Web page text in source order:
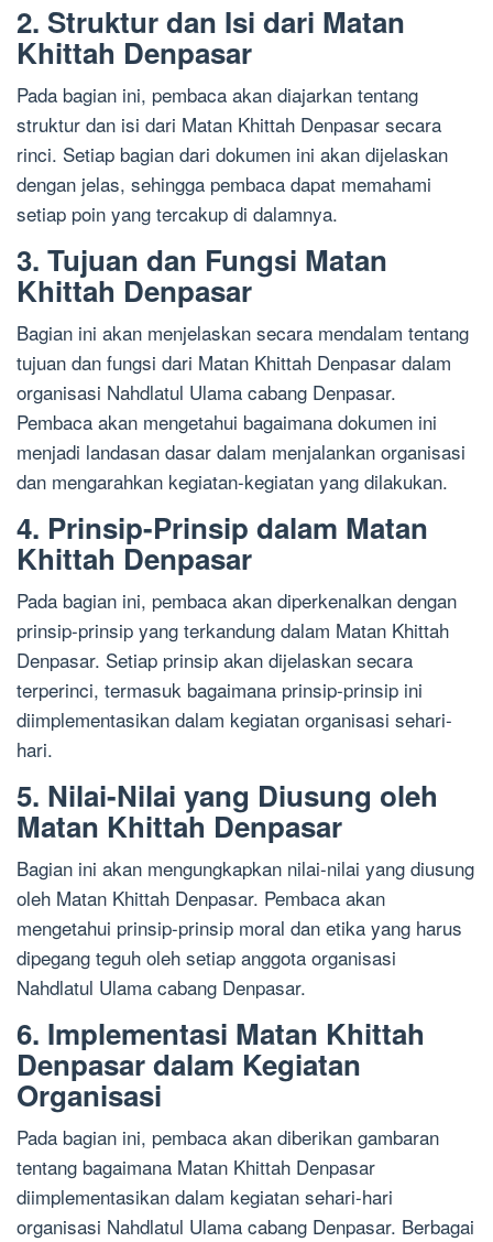
2. Struktur dan Isi dari Matan
Khittah Denpasar
Pada bagian ini, pembaca akan diajarkan tentang
struktur dan isi dari Matan Khittah Denpasar secara
rinci. Setiap bagian dari dokumen ini akan dijelaskan
dengan jelas, sehingga pembaca dapat memahami
setiap poin yang tercakup di dalamnya.
3. Tujuan dan Fungsi Matan
Khittah Denpasar
Bagian ini akan menjelaskan secara mendalam tentang
tujuan dan fungsi dari Matan Khittah Denpasar dalam
organisasi Nahdlatul Ulama cabang Denpasar.
Pembaca akan mengetahui bagaimana dokumen ini
menjadi landasan dasar dalam menjalankan organisasi
dan mengarahkan kegiatan-kegiatan yang dilakukan.
4. Prinsip-Prinsip dalam Matan
Khittah Denpasar
Pada bagian ini, pembaca akan diperkenalkan dengan
prinsip-prinsip yang terkandung dalam Matan Khittah
Denpasar. Setiap prinsip akan dijelaskan secara
terperinci, termasuk bagaimana prinsip-prinsip ini
diimplementasikan dalam kegiatan organisasi sehari-
hari.
5. Nilai-Nilai yang Diusung oleh
Matan Khittah Denpasar
Bagian ini akan mengungkapkan nilai-nilai yang diusung
oleh Matan Khittah Denpasar. Pembaca akan
mengetahui prinsip-prinsip moral dan etika yang harus
dipegang teguh oleh setiap anggota organisasi
Nahdlatul Ulama cabang Denpasar.
6. Implementasi Matan Khittah
Denpasar dalam Kegiatan
Organisasi
Pada bagian ini, pembaca akan diberikan gambaran
tentang bagaimana Matan Khittah Denpasar
diimplementasikan dalam kegiatan sehari-hari
organisasi Nahdlatul Ulama cabang Denpasar. Berbagai